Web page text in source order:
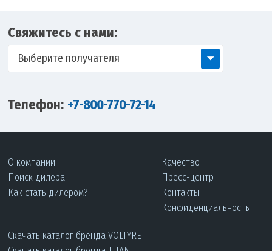
Свяжитесь с нами:
Выберите получателя
Телефон: +7-800-770-72-14
О компании
Поиск дилера
Как стать дилером?
Качество
Пресс-центр
Контакты
Конфиденциальность
Скачать каталог бренда VOLTYRE